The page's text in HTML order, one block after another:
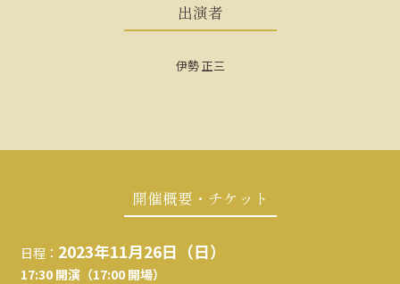
出演者
伊勢 正三
開催概要・チケット
日程： 2023年11月26日（日）
17:30 開演（17:00 開場）